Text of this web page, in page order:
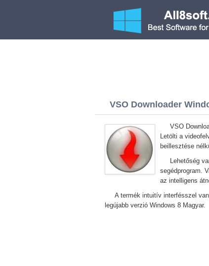
VSO Downloader
VSO
Letölti a
beillesztése
Lehetőség
segédprogram.
az intelligens
A termék intuitív interfésszel
legújabb verzió Windows 8 Magyar.